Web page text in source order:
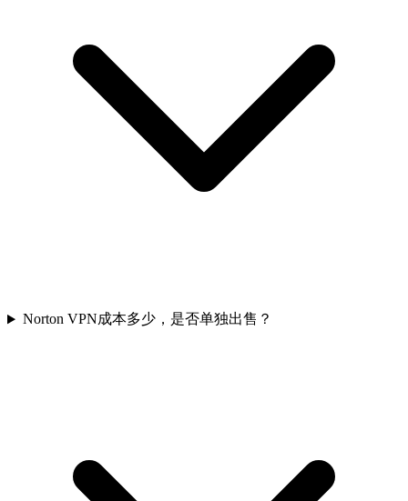
Norton VPN成本多少，是否单独出售？